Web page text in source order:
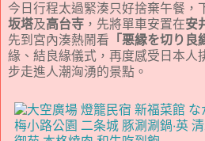
今日行程太過緊湊只好捨棄午餐，
坂塔及高台寺 ，先將單車安置在安
先到宮內湊熱鬧看 「悪縁を切り良
緣、結良緣儀式，再度感受日本人
步走進人潮洶湧的景點。